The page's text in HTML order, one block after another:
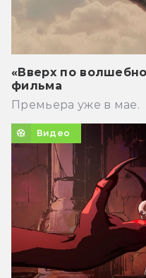
«Вверх по
фильма
Премьера уже в мае.
Видео